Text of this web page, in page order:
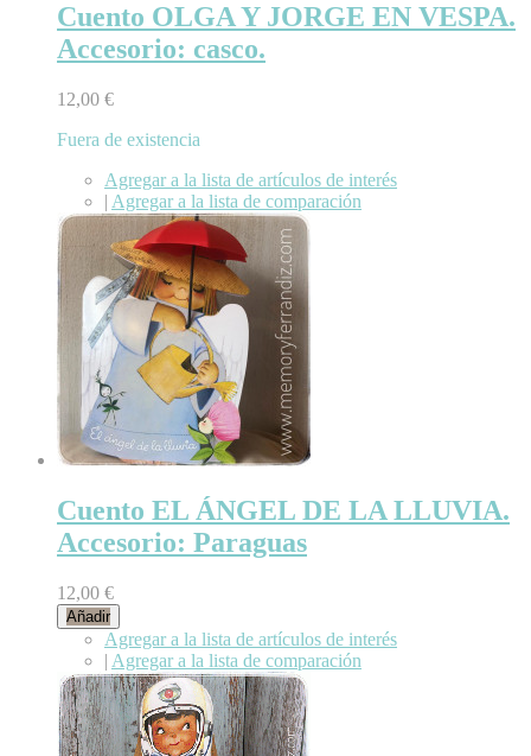
Cuento OLGA Y JORGE EN VESPA.
Accesorio: casco.
12,00 €
Fuera de existencia
Agregar a la lista de artículos de interés
| Agregar a la lista de comparación
Cuento EL ÁNGEL DE LA LLUVIA.
Accesorio: Paraguas
12,00 €
Añadir
Agregar a la lista de artículos de interés
| Agregar a la lista de comparación